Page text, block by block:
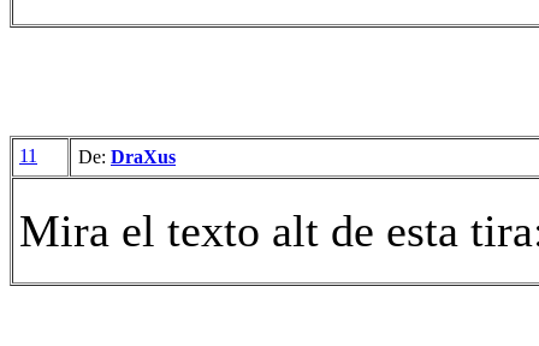
11 De: DraXus
Mira el texto alt de esta